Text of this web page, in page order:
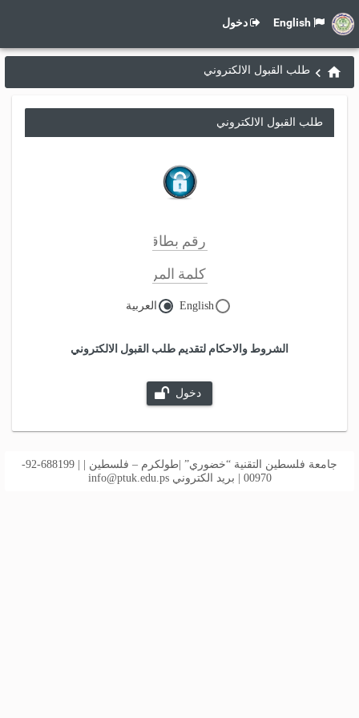
دخول
طلب القبول الالكتروني
طلب القبول الالكتروني
English العربية
الشروط والاحكام لتقديم طلب القبول الالكتروني
دخول
جامعة فلسطين التقنية “خضوري” |طولكرم – فلسطين | | 688199-92-
00970 | بريد الكتروني
info@ptuk.edu.ps